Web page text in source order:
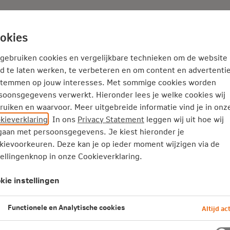
Adviseur Nieuws
Service en Contact
Logopedie
met praten of slikken. Of mensen die problemen hebben
heeft en de behandelingen zorgen voor verbetering of
cookies en vergelijkbare technieken om de website
te laten werken, te verbeteren en om content en
op jouw interesses. Met sommige cookies worden
verwerkt. Hieronder lees je welke cookies wij
en waarvoor. Meer uitgebreide informatie vind je in
. In ons Privacy Statement leggen wij uit hoe wij
met persoonsgegevens. Je kiest hieronder je
Deze kan je op ieder moment wijzigen via de
in onze Cookieverklaring.
instellingen
Functionele en Analytische cookies Altijd